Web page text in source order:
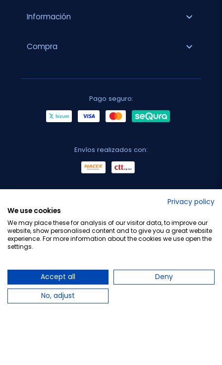
Información expand_more
Compra expand_more
Pago seguro:
Envíos realizados con:
Privacy policy
We use cookies
We may place these for analysis of our visitor data, to improve our
website, show personalised content and to give you a great website
experience. For more information about the cookies we use open the
settings.
Accept all
Deny
No, adjust